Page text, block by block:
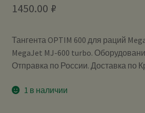
1450.00 ₽
Тангента OPTIM 600 для раций
MegaJet MJ-600 turbo.
Отправка по России. Доставка по
1 в наличии